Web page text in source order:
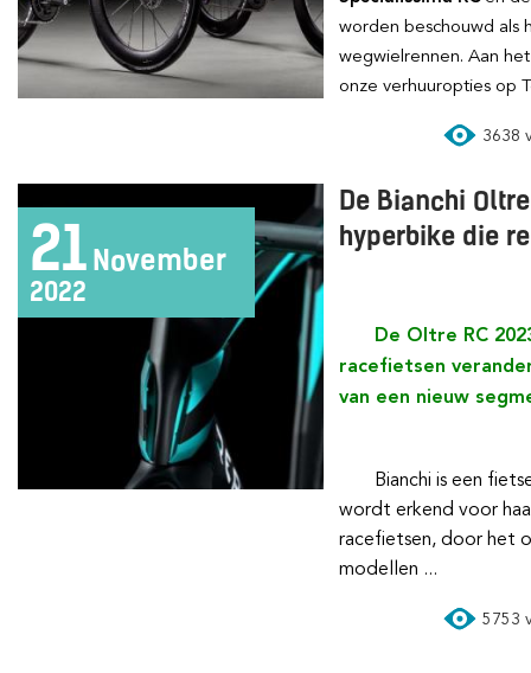
worden beschouwd als
wegwielrennen. Aan
onze verhuuropties op
3638
21 November
2022
De Bianchi
hyperbike die
De Oltre RC 2023 zal de wereld van
racefietsen
van een nieuw
Bianchi is een fietsenmerk dat door experts
wordt erkend voor
racefietsen, door het
modellen ...
5753